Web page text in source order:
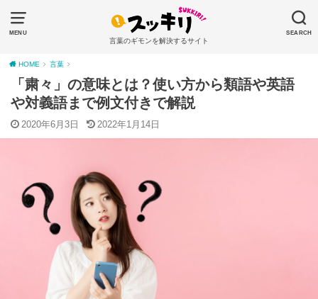
MENU SEARCH
言葉のギモンを解決するサイト
HOME 言葉
「粛々」の意味とは？使い方から類語や英語
や対義語まで例文付きで解説
2020年6月3日 2022年1月14日